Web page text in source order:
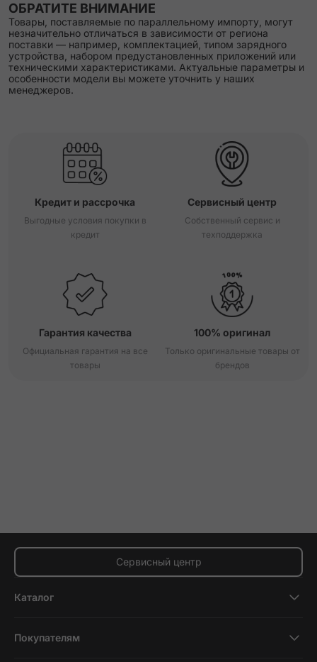
ОБРАТИТЕ ВНИМАНИЕ
Товары, поставляемые по параллельному импорту, могут
незначительно отличаться в зависимости от региона
поставки — например, комплектацией, типом зарядного
устройства, набором предустановленных приложений или
техническими характеристиками. Актуальные параметры и
особенности модели вы можете уточнить у наших
менеджеров.
Кредит и рассрочка
Выгодные условия покупки в
кредит
Сервисный центр
Собственный сервис и
техподдержка
Гарантия качества
Официальная гарантия на все
товары
100% оригинал
Только оригинальные товары от
брендов
Сервисный центр
Каталог
Планшеты
Покупателям